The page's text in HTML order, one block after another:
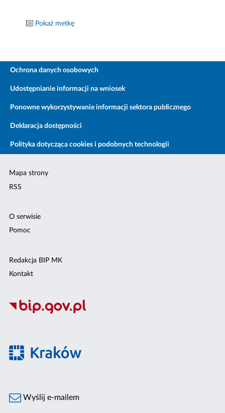
Pokaż metkę
Ochrona danych osobowych
Udostępnianie informacji na wniosek
Ponowne wykorzystywanie informacji sektora publicznego
Deklaracja dostępności
Polityka dotycząca cookies i podobnych technologii
Mapa strony
RSS
O serwisie
Pomoc
Redakcja BIP MK
Kontakt
Wyślij e-mailem